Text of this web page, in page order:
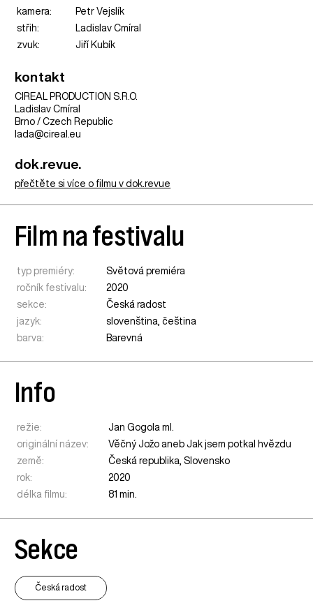
kamera:
Petr Vejslík
střih:
Ladislav Cmíral
zvuk:
Jiří Kubík
kontakt
CIREAL PRODUCTION S.R.O.
Ladislav Cmíral
Brno / Czech Republic
lada@cireal.eu
dok.revue.
přečtěte si více o filmu v dok.revue
Film na festivalu
typ premiéry:
Světová premiéra
ročník festivalu:
2020
sekce:
Česká radost
jazyk:
slovenština, čeština
barva:
Barevná
Info
režie:
Jan Gogola ml.
originální název:
Věčný Jožo aneb Jak jsem potkal hvězdu
země:
Česká republika,Slovensko
rok:
2020
délka filmu:
81 min.
Sekce
Česká radost